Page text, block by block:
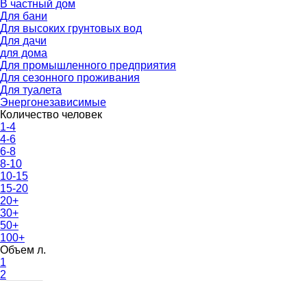
В частный дом
Для бани
Для высоких грунтовых вод
Для дачи
для дома
Для промышленного предприятия
Для сезонного проживания
Для туалета
Энергонезависимые
Количество человек
1-4
4-6
6-8
8-10
10-15
15-20
20+
30+
50+
100+
Объем л.
1
2